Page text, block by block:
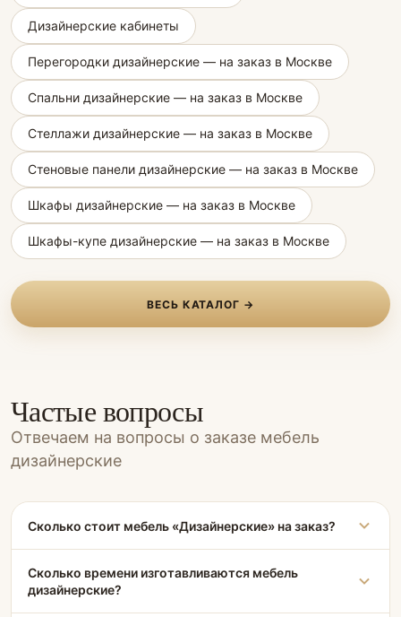
Дизайнерские кабинеты
Перегородки дизайнерские — на заказ в Москве
Спальни дизайнерские — на заказ в Москве
Стеллажи дизайнерские — на заказ в Москве
Стеновые панели дизайнерские — на заказ в Москве
Шкафы дизайнерские — на заказ в Москве
Шкафы-купе дизайнерские — на заказ в Москве
ВЕСЬ КАТАЛОГ →
Частые вопросы
Отвечаем на вопросы о заказе мебель
дизайнерские
Сколько стоит мебель «Дизайнерские» на заказ?
Сколько времени изготавливаются мебель
дизайнерские?